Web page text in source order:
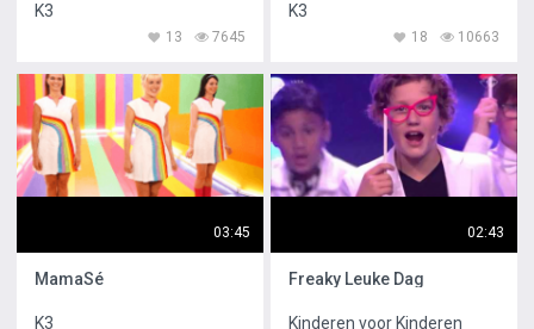
K3
7645
13
K3
10663
18
03:45
MamaSé
K3
02:43
Freaky Leuke Dag
Kinderen voor Kinderen